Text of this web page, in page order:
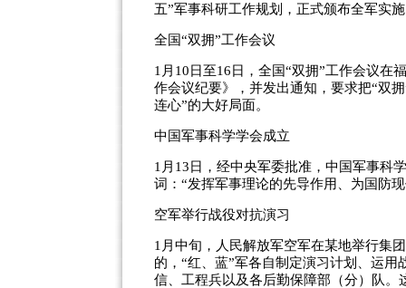
五”军事科研工作规划，正式颁布全军实
全国“双拥”工作会议
1月10日至16日，全国“双拥”工作会议在
作会议纪要》，并发出通知，要求把“双
连心”的大好局面。
中国军事科学学会成立
1月13日，经中央军委批准，中国军事科
词：“发挥军事理论的先导作用、为国防
空军举行战役对抗演习
1月中旬，人民解放军空军在某地举行集
的，“红、蓝”军各自制定演习计划、运
信、工程兵以及各后勤保障部（分）队